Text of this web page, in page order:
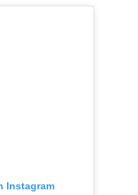
Instagram